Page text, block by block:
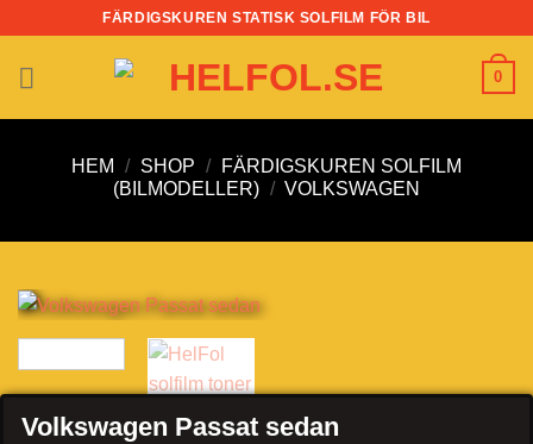
content
FÄRDIGSKUREN STATISK SOLFILM FÖR BIL
0
HEM / SHOP /
FÄRDIGSKUREN SOLFILM
(BILMODELLER) / VOLKSWAGEN
Volkswagen Passat sedan